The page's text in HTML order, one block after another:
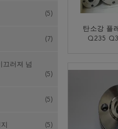
(5)
(7)
끄러져 넘
(5)
(5)
(5)
탄소강 플
Q235